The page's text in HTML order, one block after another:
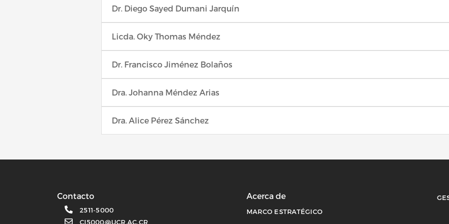
Dr. Diego Sayed Dumani Jarquín
Licda. Oky Thomas Méndez
Dr. Francisco Jiménez Bolaños
Dra. Johanna Méndez Arias
Dra. Alice Pérez Sánchez
Contacto
2511-5000
CI5000@UCR.AC.CR
Acerca de
MARCO ESTRATÉGICO